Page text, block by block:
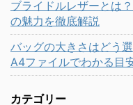
ブライドルレザーとは
の魅力を徹底解説
バッグの大きさはどう
A4ファイルでわかる目
カテゴリー